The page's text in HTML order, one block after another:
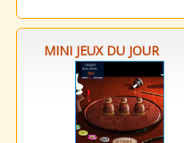
MINI JEUX DU JOUR